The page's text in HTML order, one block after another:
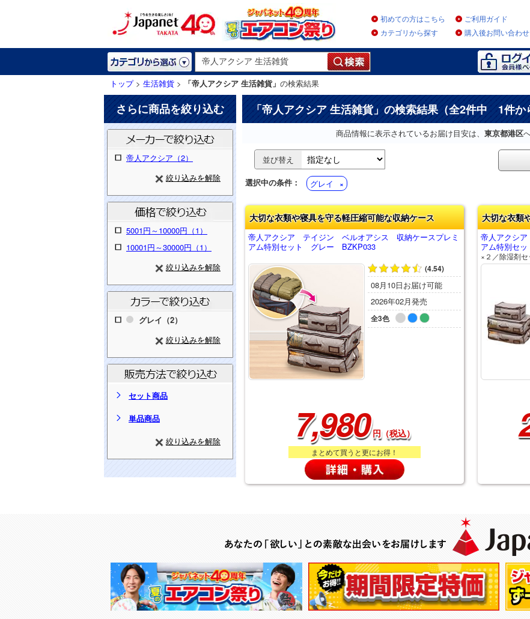
初めての方はこちら ご利用ガイド
カテゴリから探す
購入後お問い合わせ
トップ> 生活雑貨 > 「帝人アクシア 生活雑貨」 の検索結果
さらに商品を絞り込む
帝人アクシア（2）
絞り込みを解除
5001円～10000円（1）
10001円～30000円（1）
絞り込みを解除
グレイ（2）
絞り込みを解除
セット商品
単品商品
絞り込みを解除
「帝人アクシア 生活雑貨」の検索結果（全2件中 1件か
商品情報に表示されているお届け目安は、 東京都港区
並び替え
選択中の条件： グレイ
大切な衣類や寝具を守る軽圧縮可能な収納ケース
帝人アクシア テイジン ベルオアシス 収納ケースプレミ
アム特別セット グレー BZKP033
(4.54)
08月10日お届け可能
2026年02月発売
全3色
7,980 円（税込）
まとめて買うと更にお得！
大切な衣類
帝人アクシ
アム特別セ
×２／除湿剤セ